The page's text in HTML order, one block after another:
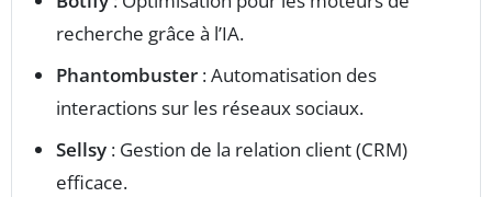
recherche grâce à l’IA.
Phantombuster : Automatisation des
interactions sur les réseaux sociaux.
Sellsy : Gestion de la relation client (CRM)
efficace.